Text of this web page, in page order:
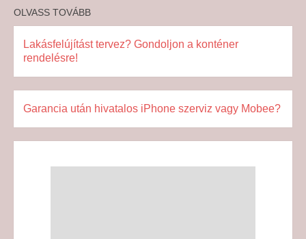
OLVASS TOVÁBB
Lakásfelújítást tervez? Gondoljon a konténer
rendelésre!
Garancia után hivatalos iPhone szerviz vagy Mobee?